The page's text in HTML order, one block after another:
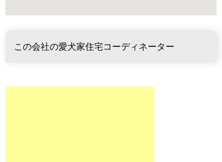
この会社の愛犬家住宅コーディネーター